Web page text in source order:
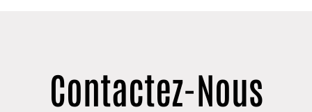
Contactez-Nous